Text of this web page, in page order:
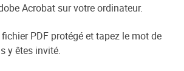
Acrobat sur votre ordinateur.
PDF protégé et tapez le mot de
y êtes invité.